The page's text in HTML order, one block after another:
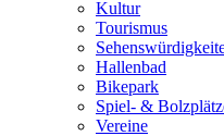
Kultur
Tourismus
Hallenbad
Bikepark
Spiel- &
Vereine